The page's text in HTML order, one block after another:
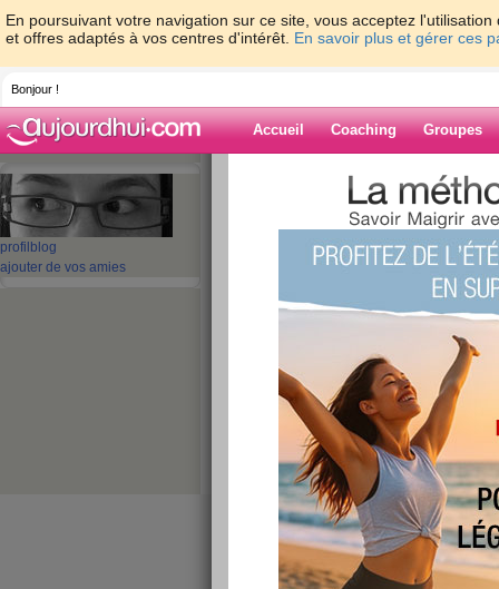
En poursuivant votre navigation sur ce site, vous acceptez
et offres adaptés à vos centres d'intérêt. En savoir plus et gérer ces
Bonjour !
Accueil Coaching Groupes
profil blog
ajouter de vos amies
> > Je positive
Blog de Nolife
Je positive donc
Youhou!!! Première victoire ^^
-600g depuis mercredi c'est super ^^ je
bout de temps que je n'avais pas vu de
Les choses qui ont changé sont: ma
d'écarts... sauf crème glacée hier soir) le
subsitut dégueulasse... je voulais essayé,
provoqué la baisse...